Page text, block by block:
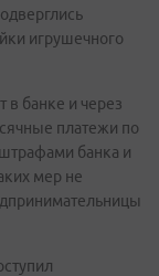
игрушечного
в банке и через
платежи по
банка и
мер не